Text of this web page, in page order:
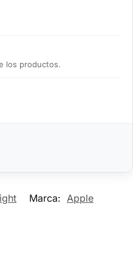
los productos.
Marca: Apple